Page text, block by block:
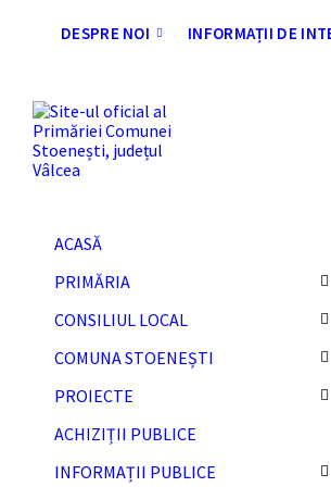
DESPRE NOI INFORMAȚII DE
ACASĂ
PRIMĂRIA
CONSILIUL LOCAL
COMUNA STOENEȘTI
PROIECTE
ACHIZIȚII PUBLICE
INFORMAȚII PUBLICE